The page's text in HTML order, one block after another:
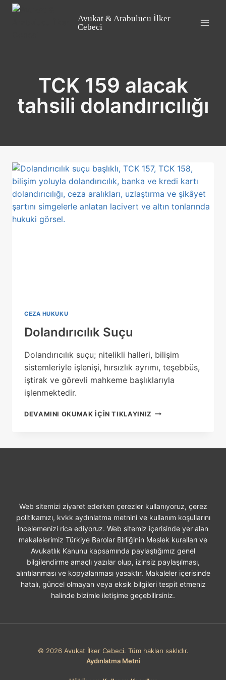
Skip
Avukat & Arabulucu İlker
Cebeci
TCK 159 alacak
tahsili dolandırıcılığı
CEZA HUKUKU
Dolandırıcılık Suçu
Dolandırıcılık suçu; nitelikli halleri, bilişim
sistemleriyle işlenişi, hırsızlık ayrımı, teşebbüs,
iştirak ve görevli mahkeme başlıklarıyla
işlenmektedir.
DEVAMINI OKUMAK IÇIN TIKLAYINIZ DOLANDIRICILIK
Web sitemizi ziyaret ederken çerezler kullanıyoruz, çerez
politikamızı, kvkk aydınlatma metnini ve kullanım koşullarını
incelemenizi rica ediyoruz. Web sitemiz içerisinde yer alan
makalelerimiz Türkiye Barolar Birliğinin Meslek kuralları ve
Avukatlık Kanunu kapsamında paylaştığımız genel
bilgilendirme amaçlı yazılar olup, izinsiz paylaşılması,
alıntılanması ve kopyalanması yasaktır. Makaleler içerisinde
hatalı, güncel olmayan veya eksik bilgileri tespit etmeniz
halinde bizimle iletişime geçebilirsiniz.
© 2026 Avukat İlker Cebeci. Tüm hakları saklıdır.
Aydınlatma Metni